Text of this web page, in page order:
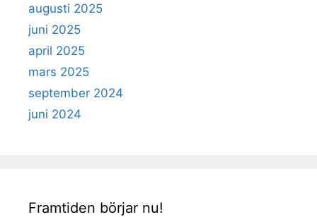
augusti 2025
juni 2025
april 2025
mars 2025
september 2024
juni 2024
Framtiden börjar nu!